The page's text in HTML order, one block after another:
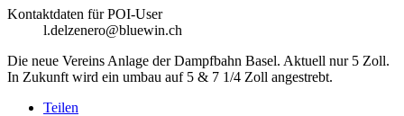
Kontaktdaten für POI-User
l.delzenero@bluewin.ch
Die neue Vereins Anlage der Dampfbahn Basel. Aktuell nur 5 Zoll.
In Zukunft wird ein umbau auf 5 & 7 1/4 Zoll angestrebt.
Teilen